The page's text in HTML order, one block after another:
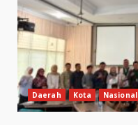
Daerah Kota Nasional